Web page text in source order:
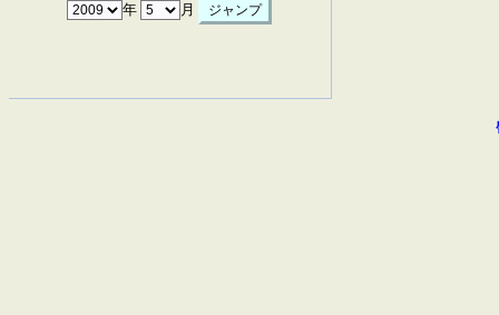
年 月